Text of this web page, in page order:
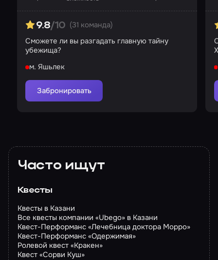
9.8/10 (31 команда)
Сможете ли вы разгадать главную тайну
убежища?
м. Яшьлек
Забронировать
Часто ищут
Квесты
Квесты в Казани
Все квесты компании «Ubego» в Казани
Квест-Перформанс «Лечебница доктора Морро»
Квест-Перформанс «Одержимая»
Ролевой квест «Кракен»
Квест «Сорви Куш»